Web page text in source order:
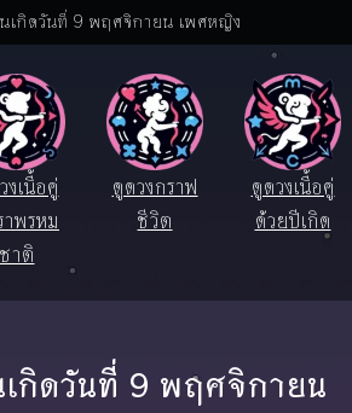
เกิดวันที่ 9 พฤศจิกายน เพศหญิง
งเนื้อคู่
าพรหม
ชาติ
ดูดวงกราฟ
ชีวิต
ดูดวงเนื้อคู่
ด้วยปีเกิด
เกิดวันที่ 9 พฤศจิกายน